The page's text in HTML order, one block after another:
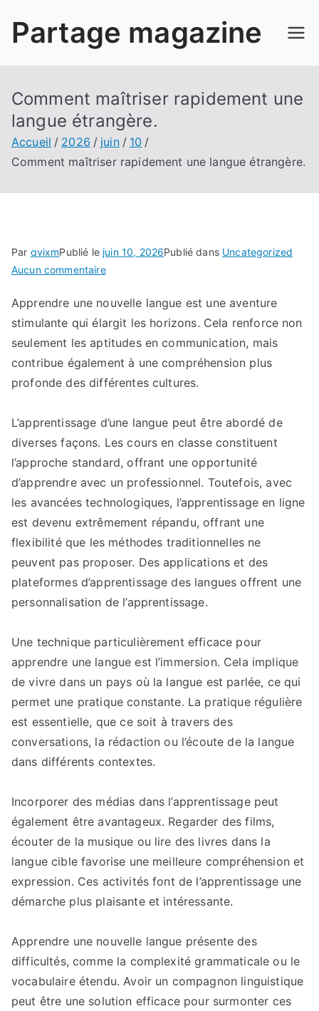
Partage magazine
Comment maîtriser rapidement une
langue étrangère.
Accueil 2026 juin
10
Comment maîtriser rapidement une langue étrangère.
Par qvixmPublié le juin 10, 2026Publié dans Uncategorized
Aucun commentairesur
maîtriser
rapidement
une
langue
étrangère.
Apprendre une nouvelle langue est une aventure
stimulante qui élargit les horizons. Cela renforce non
seulement les aptitudes en communication, mais
contribue également à une compréhension plus
profonde des différentes cultures.
L’apprentissage d’une langue peut être abordé de
diverses façons. Les cours en classe constituent
l’approche standard, offrant une opportunité
d’apprendre avec un professionnel. Toutefois, avec
les avancées technologiques, l’apprentissage en ligne
est devenu extrêmement répandu, offrant une
flexibilité que les méthodes traditionnelles ne
peuvent pas proposer. Des applications et des
plateformes d’apprentissage des langues offrent une
personnalisation de l’apprentissage.
Une technique particulièrement efficace pour
apprendre une langue est l’immersion. Cela implique
de vivre dans un pays où la langue est parlée, ce qui
permet une pratique constante. La pratique régulière
est essentielle, que ce soit à travers des
conversations, la rédaction ou l’écoute de la langue
dans différents contextes.
Incorporer des médias dans l’apprentissage peut
également être avantageux. Regarder des films,
écouter de la musique ou lire des livres dans la
langue cible favorise une meilleure compréhension et
expression. Ces activités font de l’apprentissage une
démarche plus plaisante et intéressante.
Apprendre une nouvelle langue présente des
difficultés, comme la complexité grammaticale ou le
vocabulaire étendu. Avoir un compagnon linguistique
peut être une solution efficace pour surmonter ces